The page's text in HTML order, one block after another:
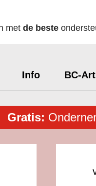
met de beste
Info BC-
Gratis: